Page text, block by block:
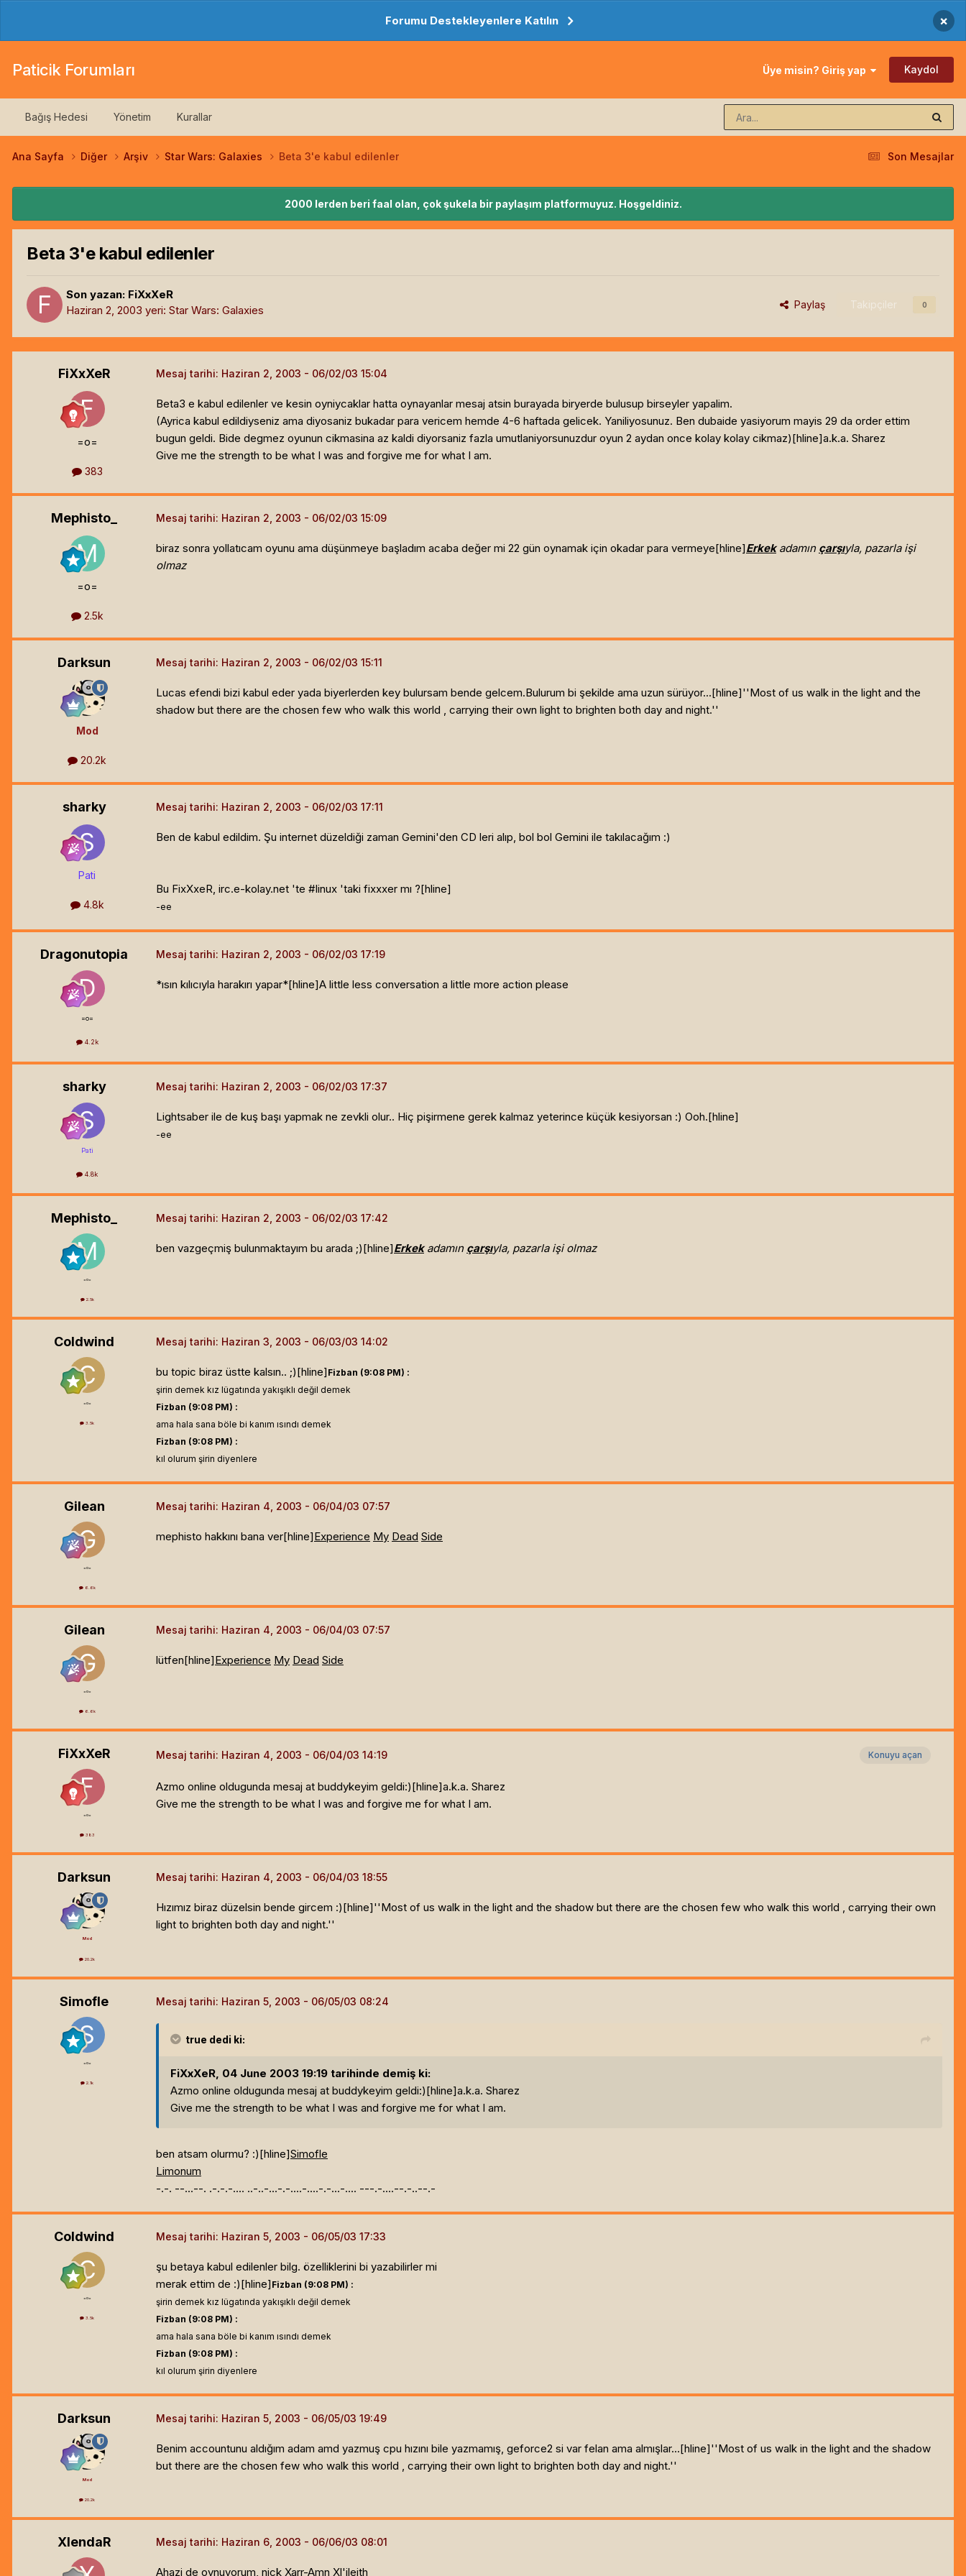
Forumu Destekleyenlere Katılın ×
Paticik Forumları Üye misin? Giriş yap Kaydol
Bağış Hedesi Yönetim Kurallar
Son Mesajlar
Ana Sayfa Diğer Arşiv Star Wars: Galaxies Beta 3'e kabul edilenler
2000 lerden beri faal olan, çok şukela bir paylaşım platformuyuz. Hoşgeldiniz.
Beta 3'e kabul edilenler
Son yazan: FiXxXeR
Haziran 2, 2003 yeri: Star Wars: Galaxies Paylaş Takipçiler 0
FiXxXeR
=o=
383
Mesaj tarihi: Haziran 2, 2003
Beta3 e kabul edilenler ve kesin oyniycaklar hatta oynayanlar mesaj atsin burayada biryerde bulusup birseyler yapalim.
(Ayrica kabul edildiyseniz ama diyosaniz bukadar para vericem hemde 4-6 haftada gelicek. Yaniliyosunuz. Ben dubaide yasiyorum mayis 29 da order ettim
bugun geldi. Bide degmez oyunun cikmasina az kaldi diyorsaniz fazla umutlaniyorsunuzdur oyun 2 aydan once kolay kolay cikmaz)[hline]a.k.a. Sharez
Give me the strength to be what I was and forgive me for what I am.
Mephisto_
=o=
2.5k
Mesaj tarihi: Haziran 2, 2003
biraz sonra yollatıcam oyunu ama düşünmeye başladım acaba değer mi 22 gün oynamak için okadar para vermeye[hline]Erkekadamın çarşıyla, pazarla işi
olmaz
Darksun
Mod
20.2k
Mesaj tarihi: Haziran 2, 2003
Lucas efendi bizi kabul eder yada biyerlerden key bulursam bende gelcem.Bulurum bi şekilde ama uzun sürüyor...[hline]''Most of us walk in the light and the
shadow but there are the chosen few who walk this world , carrying their own light to brighten both day and night.''
sharky
Pati
4.8k
Mesaj tarihi: Haziran 2, 2003
Ben de kabul edildim. Şu internet düzeldiği zaman Gemini'den CD leri alıp, bol bol Gemini ile takılacağım :)
Bu FixXxeR, irc.e-kolay.net 'te #linux 'taki fixxxer mı ?[hline]
-ee
Dragonutopia
=o=
4.2k
Mesaj tarihi: Haziran 2, 2003
*ısın kılıcıyla harakırı yapar*[hline]A little less conversation a little more action please
sharky
Pati
4.8k
Mesaj tarihi: Haziran 2, 2003
Lightsaber ile de kuş başı yapmak ne zevkli olur.. Hiç pişirmene gerek kalmaz yeterince küçük kesiyorsan :) Ooh.[hline]
-ee
Mephisto_
=o=
2.5k
Mesaj tarihi: Haziran 2, 2003
ben vazgeçmiş bulunmaktayım bu arada ;)[hline]Erkekadamın çarşıyla, pazarla işi olmaz
Coldwind
=o=
3.5k
Mesaj tarihi: Haziran 3, 2003
bu topic biraz üstte kalsın.. ;)[hline] Fizban (9:08 PM) :
şirin demek kız lügatında yakışıklı değil demek
Fizban (9:08 PM) :
ama hala sana böle bi kanım ısındı demek
Fizban (9:08 PM) :
kıl olurum şirin diyenlere
Gilean
=o=
6.6k
Mesaj tarihi: Haziran 4, 2003
mephisto hakkını bana ver[hline]Experience My Dead Side
Gilean
=o=
6.6k
Mesaj tarihi: Haziran 4, 2003
lütfen[hline]Experience My Dead Side
FiXxXeR
=o=
383
Konuyu açan
Mesaj tarihi: Haziran 4, 2003
Azmo online oldugunda mesaj at buddykeyim geldi:)[hline]a.k.a. Sharez
Give me the strength to be what I was and forgive me for what I am.
Darksun
Mod
20.2k
Mesaj tarihi: Haziran 4, 2003
Hızımız biraz düzelsin bende gircem :)[hline]''Most of us walk in the light and the shadow but there are the chosen few who walk this world , carrying their own
light to brighten both day and night.''
Simofle
=o=
2.1k
Mesaj tarihi: Haziran 5, 2003
true dedi ki:
FiXxXeR, 04 June 2003 19:19 tarihinde demiş ki:
Azmo online oldugunda mesaj at buddykeyim geldi:)[hline]a.k.a. Sharez
Give me the strength to be what I was and forgive me for what I am.
ben atsam olurmu? :)[hline]Simofle
Limonum
-.-. --...--. .-.-.-.... ..-..-...-.-....-....-.-...-.... ---.-....--.-..--.-
Coldwind
=o=
3.5k
Mesaj tarihi: Haziran 5, 2003
şu betaya kabul edilenler bilg. özelliklerini bi yazabilirler mi
merak ettim de :)[hline] Fizban (9:08 PM) :
şirin demek kız lügatında yakışıklı değil demek
Fizban (9:08 PM) :
ama hala sana böle bi kanım ısındı demek
Fizban (9:08 PM) :
kıl olurum şirin diyenlere
Darksun
Mod
20.2k
Mesaj tarihi: Haziran 5, 2003
Benim accountunu aldığım adam amd yazmuş cpu hızını bile yazmamış, geforce2 si var felan ama almışlar...[hline]''Most of us walk in the light and the shadow
but there are the chosen few who walk this world , carrying their own light to brighten both day and night.''
XlendaR Mesaj tarihi: Haziran 6, 2003
Ahazi de oynuyorum, nick Xarr-Amn Xl'ileith